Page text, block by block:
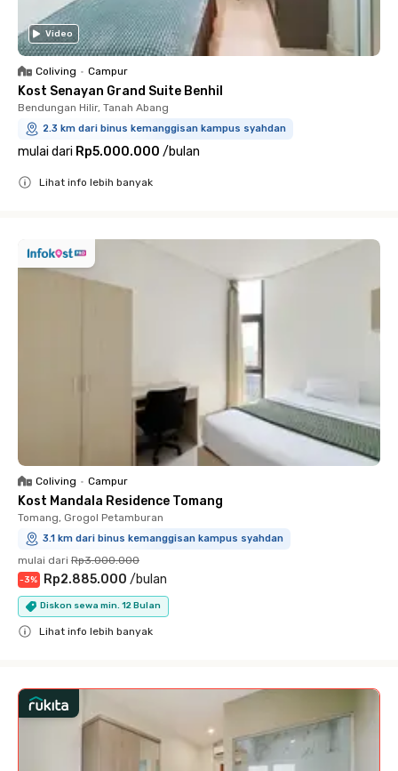
Video
Coliving • Campur
Kost Senayan Grand Suite Benhil
Bendungan Hilir, Tanah Abang
2.3 km dari binus kemanggisan kampus syahdan
mulai dari Rp5.000.000 /bulan
Lihat info lebih banyak
Coliving • Campur
Kost Mandala Residence Tomang
Tomang, Grogol Petamburan
3.1 km dari binus kemanggisan kampus syahdan
mulai dari Rp3.000.000
-3% Rp2.885.000 /bulan
Diskon sewa min. 12 Bulan
Lihat info lebih banyak